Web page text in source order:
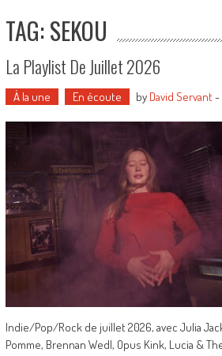
TAG: SEKOU
La Playlist De Juillet 2026
À la une En écoute by David Servant-
Indie/Pop/Rock de juillet 2026, avec Julia
Pomme, Brennan Wedl, Opus Kink, Lucia &